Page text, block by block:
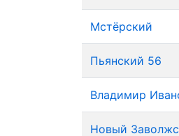
Мстёрский
Пьянский 56
Владимир
Новый